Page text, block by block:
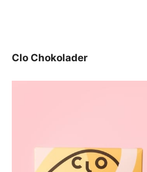
Clo Chokolader